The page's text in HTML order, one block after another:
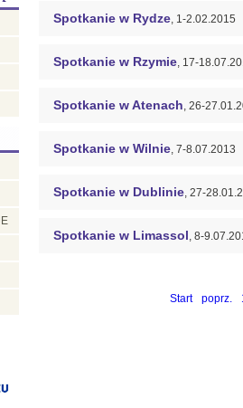
Spotkanie w Rydze, 1-2.02.2015
Spotkanie w Rzymie, 17-
Spotkanie w Atenach, 26-
Spotkanie w Wilnie, 7-8.07.2013
Spotkanie w Dublinie, 27-
Spotkanie w Limassol, 8-
Start poprz.